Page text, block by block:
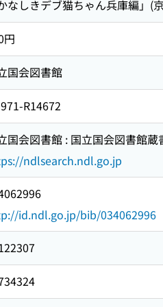
かなしきデブ猫ちゃん兵庫編」
円
国会図書館
R14672
国会図書館 : 国立国会図書館蔵
ndlsearch.ndl.go.jp
id.ndl.go.jp/bib/034062996